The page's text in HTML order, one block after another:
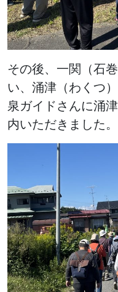
その後、一関（石
い、涌津（わくつ
泉ガイドさんに涌
内いただきました。